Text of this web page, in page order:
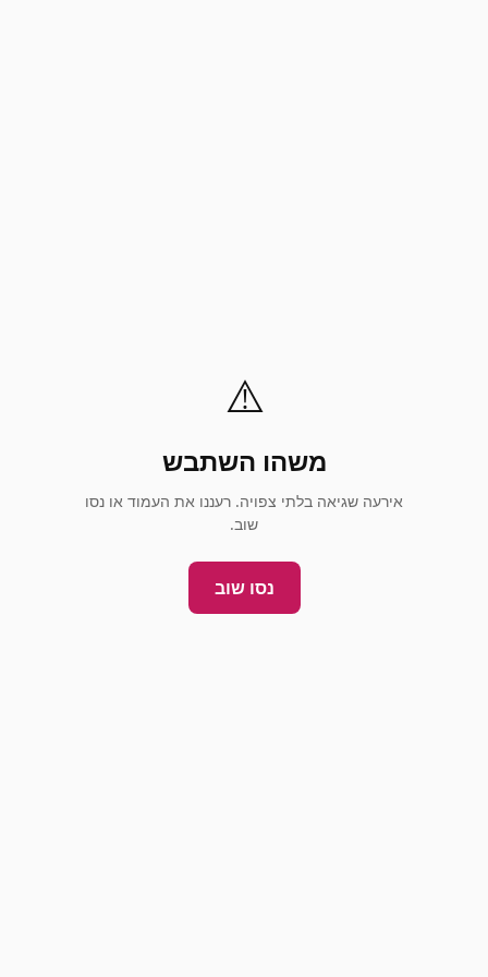
⚠️
משהו השתבש
אירעה שגיאה בלתי צפויה. רעננו את העמוד או נסו
שוב.
נסו שוב